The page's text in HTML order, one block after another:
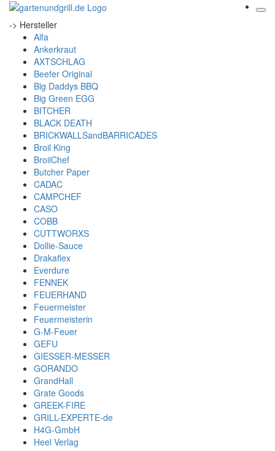
-> Hersteller
Alfa
Ankerkraut
AXTSCHLAG
Beefer Original
Big Daddys BBQ
Big Green EGG
BITCHER
BLACK DEATH
BRICKWALLSandBARRICADES
Broil King
BroilChef
Butcher Paper
CADAC
CAMPCHEF
CASO
COBB
CUTTWORXS
Dollie-Sauce
Drakaflex
Everdure
FENNEK
FEUERHAND
Feuermeister
Feuermeisterin
G-M-Feuer
GEFU
GIESSER-MESSER
GORANDO
GrandHall
Grate Goods
GREEK-FIRE
GRILL-EXPERTE-de
H4G-GmbH
Heel Verlag